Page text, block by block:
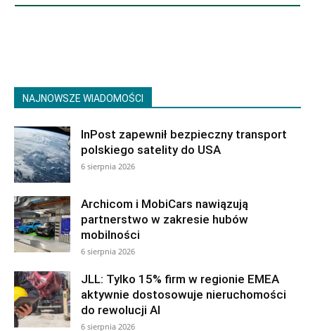
NAJNOWSZE WIADOMOŚCI
InPost zapewnił bezpieczny transport
polskiego satelity do USA
6 sierpnia 2026
Archicom i MobiCars nawiązują
partnerstwo w zakresie hubów
mobilności
6 sierpnia 2026
JLL: Tylko 15% firm w regionie EMEA
aktywnie dostosowuje nieruchomości
do rewolucji AI
6 sierpnia 2026